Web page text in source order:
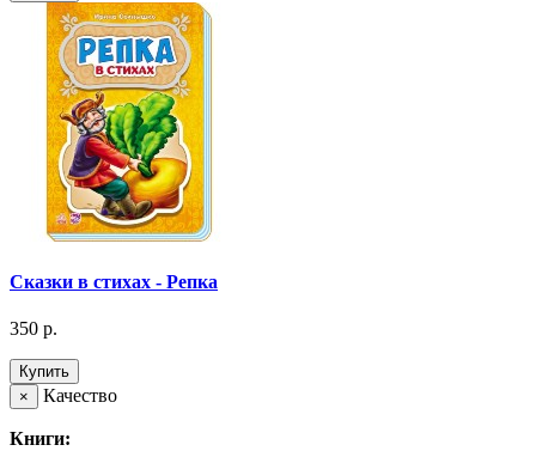
Сказки в стихах - Репка
350 р.
Купить
×
Качество
Книги: